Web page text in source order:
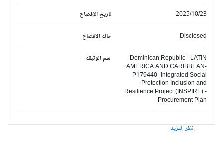
تاريخ الإفصاح 2025/10/23
حالة الافصاح Disclosed
اسم الوثيقة
Dominican Republic - LATIN
AMERICA AND CARIBBEAN-
P179440- Integrated Social
Protection Inclusion and
Resilience Project (INSPIRE) -
Procurement Plan
انظر المزيد